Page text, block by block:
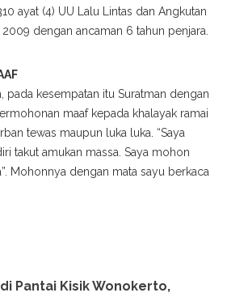
ayat (4) UU Lalu Lintas dan Angkutan
dengan ancaman 6 tahun penjara.
pada kesempatan itu Suratman dengan
maaf kepada khalayak ramai
tewas maupun luka luka. “Saya
takut amukan massa. Saya mohon
Mohonnya dengan mata sayu berkaca
Pantai Kisik Wonokerto,